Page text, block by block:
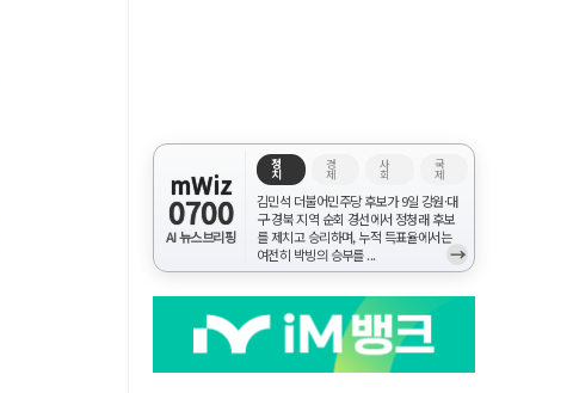
mWiz
0700
AI 뉴스브리핑
정
치
경
제
사
회
국
제
김민석 더불어민주당 후보가 9일 강원·대
구·경북 지역 순회 경선에서 정청래 후보
를 제치고 승리하며, 누적 득표율에서는
여전히 박빙의 승부를 ...
→